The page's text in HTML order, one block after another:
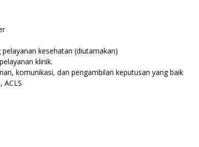
kesehatan (diutamakan)
klinik.
komunikasi, dan pengambilan keputusan yang baik
ACLS